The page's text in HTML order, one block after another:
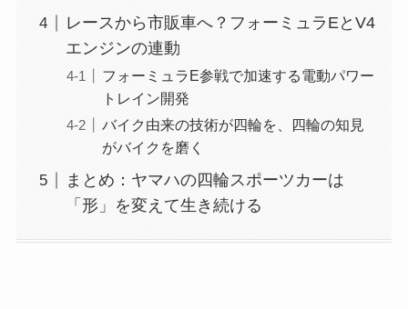
レースから市販車へ？フォーミュラEとV4
エンジンの連動
フォーミュラE参戦で加速する電動パワー
トレイン開発
バイク由来の技術が四輪を、四輪の知見
がバイクを磨く
まとめ：ヤマハの四輪スポーツカーは
「形」を変えて生き続ける